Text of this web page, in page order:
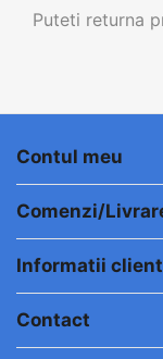
Puteti returna
Contul meu
Comenzi/
Informatii
Contact